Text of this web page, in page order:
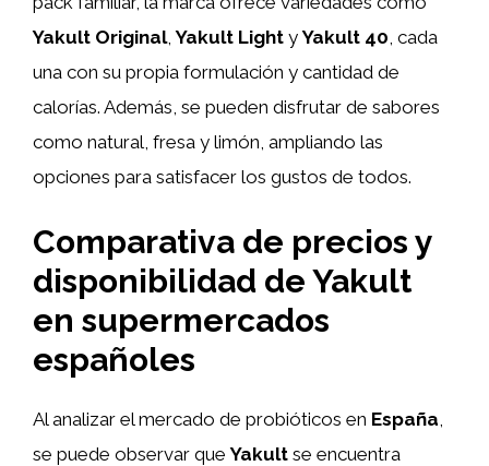
Yakult Original,Yakult Light yYakult 40, cada
una con su propia formulación y cantidad de
calorías. Además, se pueden disfrutar de sabores
como natural, fresa y limón, ampliando las
opciones para satisfacer los gustos de todos.
Comparativa de precios y
disponibilidad de Yakult
en supermercados
españoles
Al analizar el mercado de probióticos en España
se puede observar queYakult se encuentra